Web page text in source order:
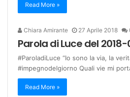
Read More »
Chiara Amirante 27 Aprile 2018
Parola di Luce del
#ParoladiLuce “Io sono la via, la
#impegnodelgiorno Quali vie mi
Read More »